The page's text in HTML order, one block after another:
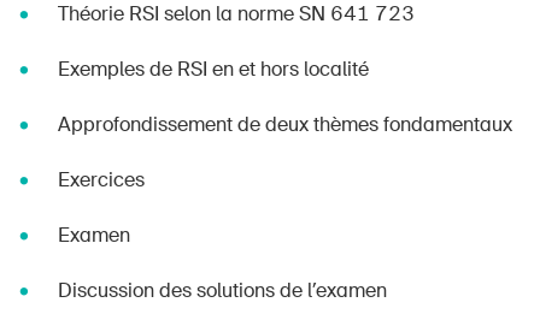
Théorie RSI selon la norme SN 641 723
Exemples de RSI en et hors localité
Approfondissement de deux thèmes fondamentaux
Exercices
Examen
Discussion des solutions de l’examen